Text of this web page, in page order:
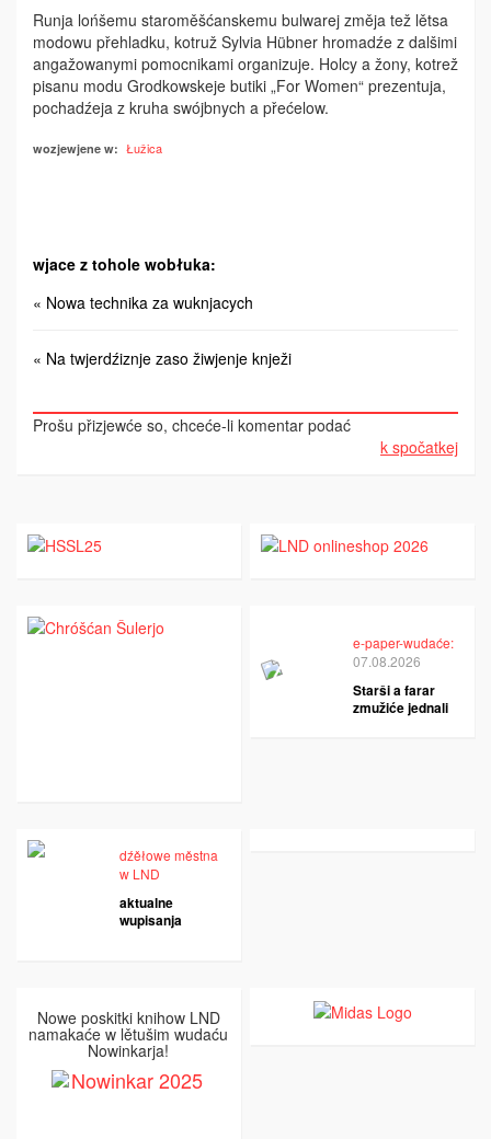
Runja lońšemu staroměšćanskemu bulwarej změja tež lětsa
modowu přehladku, kotruž Sylvia Hübner hromadźe z dalšimi
angažowanymi pomocnikami organizuje. Holcy a žony, kotrež
pisanu modu Grodkowskeje butiki „For Women“ prezentuja,
pochadźeja z kruha swójbnych a přećelow.
wozjewjene w: Łužica
wjace z tohole wobłuka:
« Nowa technika za wuknjacych
« Na twjerdźiznje zaso žiwjenje knježi
Prošu přizjewće so, chceće-li komentar podać
k spočatkej
e-paper-wudaće:
07.08.2026
Starši a farar
zmužiće jednali
dźěłowe městna
w LND
aktualne
wupisanja
Nowe poskitki knihow LND
namakaće w lětušim wudaću
Nowinkarja!